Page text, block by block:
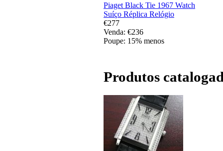
Piaget Black Tie 1967 Watch
Suíço Réplica Relógio
€277
Venda: €236
Poupe: 15% menos
Produtos